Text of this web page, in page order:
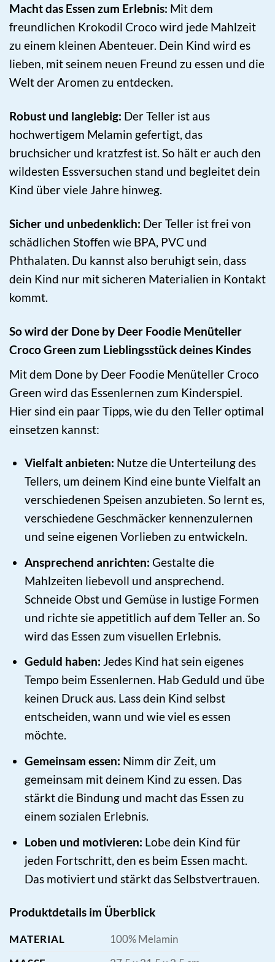
Macht das Essen zum Erlebnis: Mit dem
freundlichen Krokodil Croco wird jede Mahlzeit
zu einem kleinen Abenteuer. Dein Kind wird es
lieben, mit seinem neuen Freund zu essen und die
Welt der Aromen zu entdecken.
Robust und langlebig: Der Teller ist aus
hochwertigem Melamin gefertigt, das
bruchsicher und kratzfest ist. So hält er auch den
wildesten Essversuchen stand und begleitet dein
Kind über viele Jahre hinweg.
Sicher und unbedenklich: Der Teller ist frei von
schädlichen Stoffen wie BPA, PVC und
Phthalaten. Du kannst also beruhigt sein, dass
dein Kind nur mit sicheren Materialien in Kontakt
kommt.
So wird der Done by Deer Foodie Menüteller
Croco Green zum Lieblingsstück deines Kindes
Mit dem Done by Deer Foodie Menüteller Croco
Green wird das Essenlernen zum Kinderspiel.
Hier sind ein paar Tipps, wie du den Teller optimal
einsetzen kannst:
Vielfalt anbieten: Nutze die Unterteilung des
Tellers, um deinem Kind eine bunte Vielfalt an
verschiedenen Speisen anzubieten. So lernt es,
verschiedene Geschmäcker kennenzulernen
und seine eigenen Vorlieben zu entwickeln.
Ansprechend anrichten: Gestalte die
Mahlzeiten liebevoll und ansprechend.
Schneide Obst und Gemüse in lustige Formen
und richte sie appetitlich auf dem Teller an. So
wird das Essen zum visuellen Erlebnis.
Geduld haben: Jedes Kind hat sein eigenes
Tempo beim Essenlernen. Hab Geduld und übe
keinen Druck aus. Lass dein Kind selbst
entscheiden, wann und wie viel es essen
möchte.
Gemeinsam essen: Nimm dir Zeit, um
gemeinsam mit deinem Kind zu essen. Das
stärkt die Bindung und macht das Essen zu
einem sozialen Erlebnis.
Loben und motivieren: Lobe dein Kind für
jeden Fortschritt, den es beim Essen macht.
Das motiviert und stärkt das Selbstvertrauen.
Produktdetails im Überblick
MATERIAL
100% Melamin